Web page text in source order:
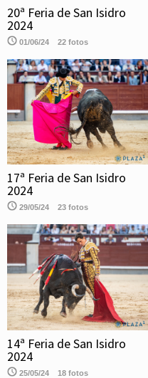
20ª Feria de San Isidro
2024
01/06/24 22 fotos
17ª Feria de San Isidro
2024
29/05/24 23 fotos
14ª Feria de San Isidro
2024
25/05/24 18 fotos